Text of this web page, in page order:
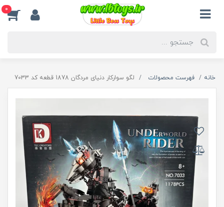
0
خانه فهرست محصولات لگو سوارکار دنیای مردگان 1878 قطعه کد 7033